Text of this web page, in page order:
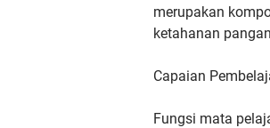
merupakan
ketahanan
Capaian
Fungsi mata